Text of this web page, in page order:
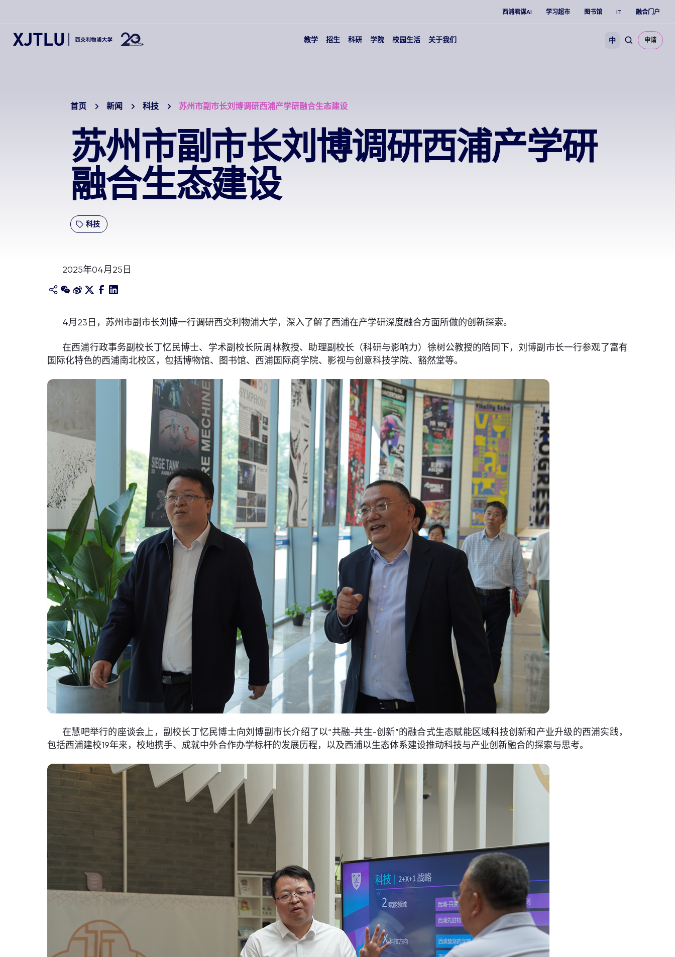
西浦君谋AI 学习超市 图书馆 IT 融合门户
教学 招生 科研 学院 校园生活 关于我们 中 申请
首页 新闻 科技 苏州市副市长刘博调研西浦产学研融合生态建设
苏州市副市长刘博调研西浦产学研
融合生态建设
科技
2025年04月25日
4月23日，苏州市副市长刘博一行调研西交利物浦大学，深入了解了西浦在产学研深度融合方面所做的创新探索。
在西浦行政事务副校长丁忆民博士、学术副校长阮周林教授、助理副校长（科研与影响力）徐树公教授的陪同下，刘博副市长一行参观了富有
国际化特色的西浦南北校区，包括博物馆、图书馆、西浦国际商学院、影视与创意科技学院、豁然堂等。
在慧吧举行的座谈会上，副校长丁忆民博士向刘博副市长介绍了以“共融-共生-创新”的融合式生态赋能区域科技创新和产业升级的西浦实践，
包括西浦建校19年来，校地携手、成就中外合作办学标杆的发展历程，以及西浦以生态体系建设推动科技与产业创新融合的探索与思考。